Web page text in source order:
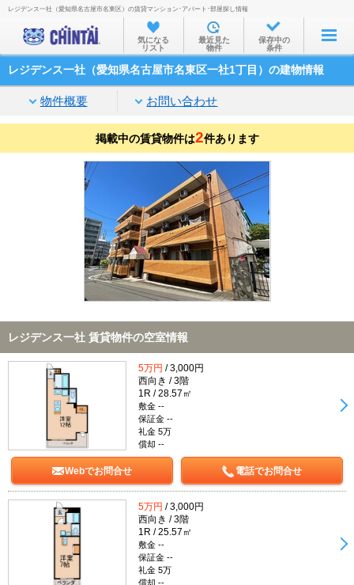
お部屋を探す
沿線・駅から
家賃相場から
通勤通学時間から
物件特集から
不動産会社から
TOP
レジデンス一社（愛知県名古屋市名東区）の賃貸マンション･アパート･部屋探し情報
気になる
リスト
最近見た
物件
保存中の
条件
レジデンス一社（愛知県名古屋市名東区一社1丁目）の建物情報
物件概要 お問い合わせ
掲載中の賃貸物件は2件あります
レジデンス一社 賃貸物件の空室情報
5万円 / 3,000円
西向き / 3階
1R / 28.57㎡
敷金 --
保証金 --
礼金 5万
償却 --
Webでお問合せ 電話でお問合せ
5万円 / 3,000円
西向き / 3階
1R / 25.57㎡
敷金 --
保証金 --
礼金 5万
償却 --